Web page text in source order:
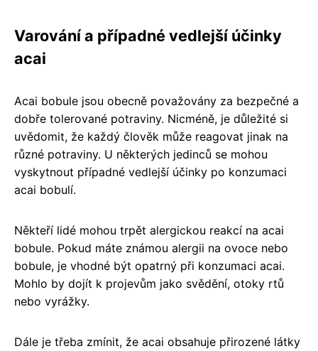
Varování a případné vedlejší účinky
acai
Acai bobule jsou obecně považovány za bezpečné a
dobře tolerované potraviny. Nicméně, je důležité si
uvědomit, že každý člověk může reagovat jinak na
různé potraviny. U některých jedinců se mohou
vyskytnout případné vedlejší účinky po konzumaci
acai bobulí.
Někteří lidé mohou trpět alergickou reakcí na acai
bobule. Pokud máte známou alergii na ovoce nebo
bobule, je vhodné být opatrný při konzumaci acai.
Mohlo by dojít k projevům jako svědění, otoky rtů
nebo vyrážky.
Dále je třeba zmínit, že acai obsahuje přirozené látky